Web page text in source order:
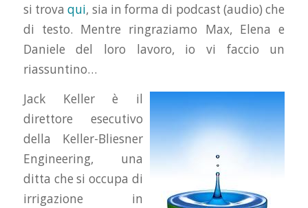
si trovaqui, sia in forma di podcast (audio) che
di testo. Mentre ringraziamo Max, Elena e
Daniele del loro lavoro, io vi faccio un
riassuntino…
Jack Keller è il
direttore esecutivo
della Keller-Bliesner
Engineering, una
ditta che si occupa di
irrigazione in